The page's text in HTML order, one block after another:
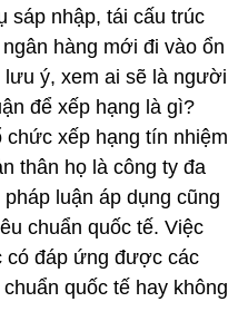
sáp nhập, tái cấu trúc
hàng mới đi vào ổn
lưu ý, xem ai sẽ là người
để xếp hạng là gì?
xếp hạng tín nhiệm
thân họ là công ty đa
luận áp dụng cũng
chuẩn quốc tế. Việc
có đáp ứng được các
quốc tế hay không